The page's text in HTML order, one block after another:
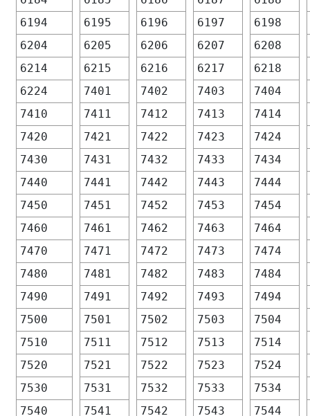
6194
6195 6196 6197
6198
6204
6205 6206 6207
6208
6214
6215 6216 6217
6218
6224
7401 7402 7403
7404
7410
7411 7412 7413
7414
7420
7421 7422 7423
7424
7430
7431 7432 7433
7434
7440
7441 7442 7443
7444
7450
7451 7452 7453
7454
7460
7461 7462 7463
7464
7470
7471 7472 7473
7474
7480
7481 7482 7483
7484
7490
7491 7492 7493
7494
7500
7501 7502 7503
7504
7510
7511 7512 7513
7514
7520
7521 7522 7523
7524
7530
7531 7532 7533
7534
7540
7541 7542 7543
7544